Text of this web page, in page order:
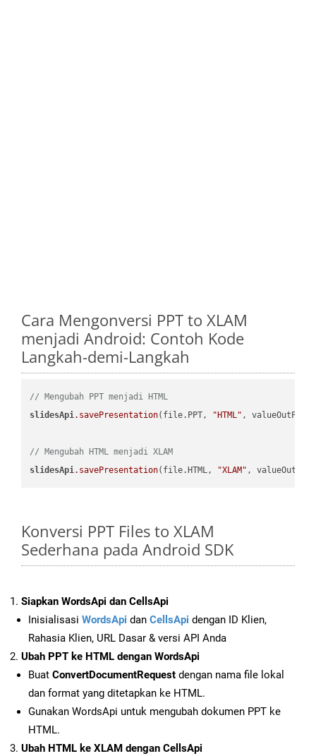
Cara Mengonversi PPT to XLAM
menjadi Android: Contoh Kode
Langkah-demi-Langkah
// Mengubah PPT menjadi HTML
slidesApi.savePresentation(file.PPT, "HTML" ,
// Mengubah HTML menjadi XLAM
slidesApi.savePresentation(file.HTML, "XLAM"
Konversi PPT Files to XLAM
Sederhana pada Android SDK
Siapkan WordsApi dan CellsApi
Inisialisasi WordsApi dan CellsApi dengan ID Klien,
Rahasia Klien, URL Dasar & versi API Anda
Ubah PPT ke HTML dengan WordsApi
Buat ConvertDocumentRequest dengan nama file lokal
dan format yang ditetapkan ke HTML.
Gunakan WordsApi untuk mengubah dokumen PPT ke
HTML.
Ubah HTML ke XLAM dengan CellsApi